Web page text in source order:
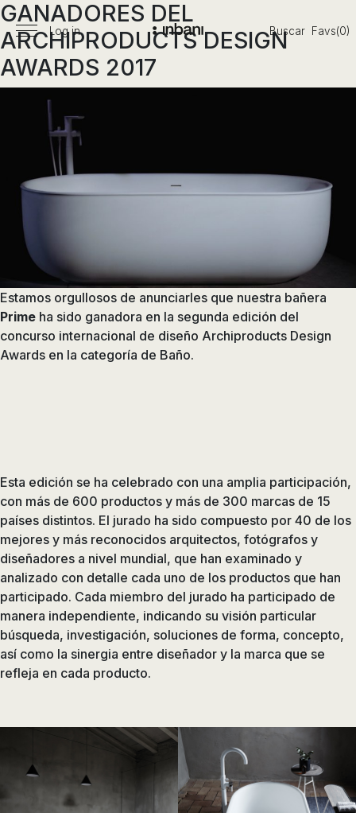
Pasar
al
contenido
Vanguardia
en
tendencias,
nuevos
en
muebles,
lavabos,
bañeras,
platos
Menú
principal
Log in Buscar Favs(0)
GANADORES DEL
ARCHIPRODUCTS DESIGN
AWARDS 2017
Estamos orgullosos de anunciarles que nuestra bañera
Prime ha sido ganadora en la segunda edición del
concurso internacional de diseño Archiproducts Design
Awards en la categoría de Baño.
Esta edición se ha celebrado con una amplia participación,
con más de 600 productos y más de 300 marcas de 15
países distintos. El jurado ha sido compuesto por 40 de los
mejores y más reconocidos arquitectos, fotógrafos y
diseñadores a nivel mundial, que han examinado y
analizado con detalle cada uno de los productos que han
participado. Cada miembro del jurado ha participado de
manera independiente, indicando su visión particular
búsqueda, investigación, soluciones de forma, concepto,
así como la sinergia entre diseñador y la marca que se
refleja en cada producto.